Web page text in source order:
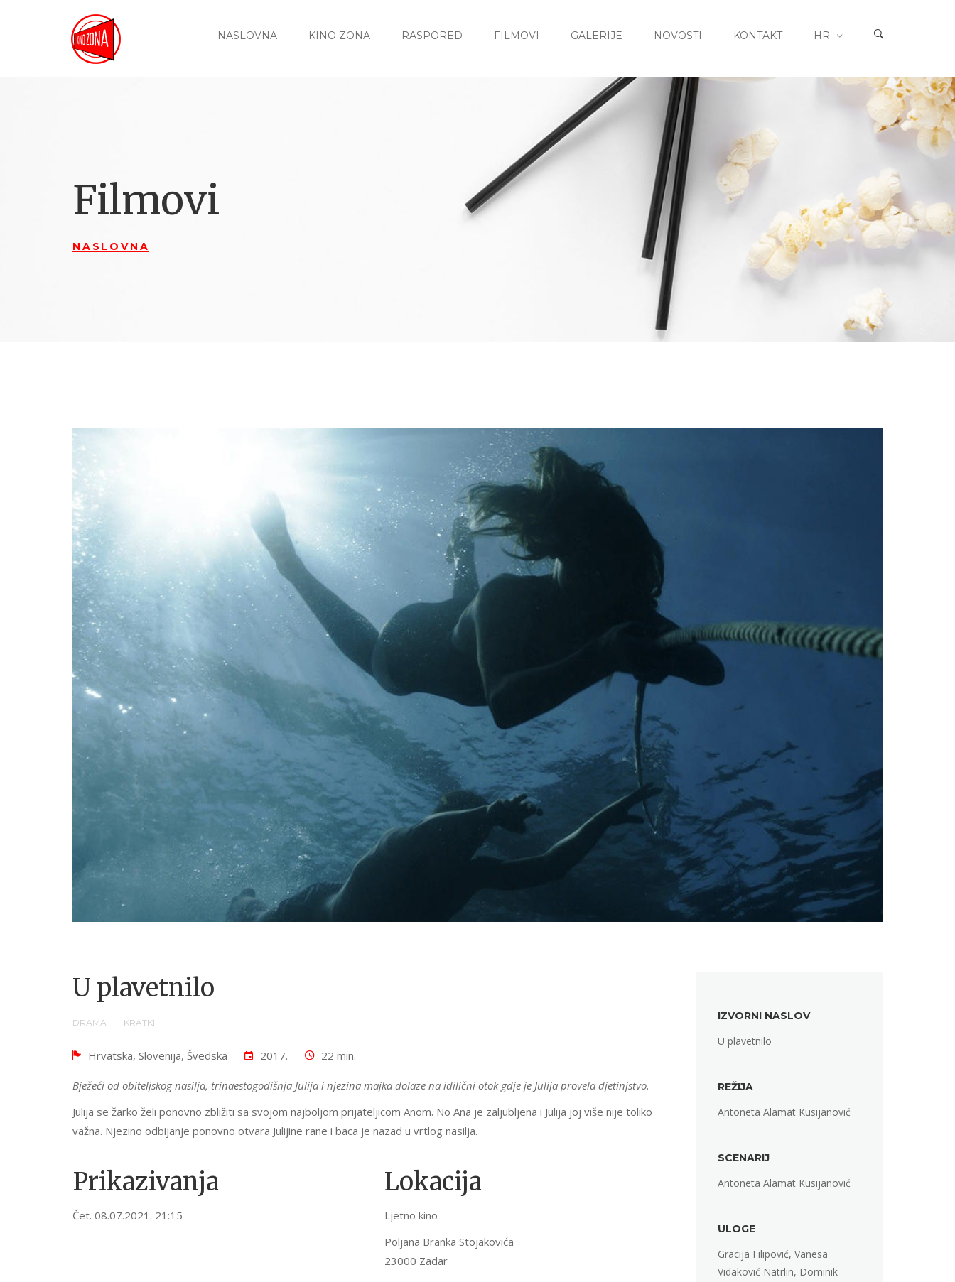
NASLOVNA KINO ZONA RASPORED FILMOVI GALERIJE NOVOSTI KONTAKT HR
Filmovi
NASLOVNA
U plavetnilo
DRAMA KRATKI
Hrvatska, Slovenija, Švedska 2017. 22 min.
Bježeći od obiteljskog nasilja, trinaestogodišnja Julija i njezina majka dolaze na idilični otok gdje je Julija provela djetinjstvo.
Julija se žarko želi ponovno zbližiti sa svojom najboljom prijateljicom Anom. No Ana je zaljubljena i Julija joj više nije toliko
važna. Njezino odbijanje ponovno otvara Julijine rane i baca je nazad u vrtlog nasilja.
Prikazivanja
Čet. 08.07.2021. 21:15
Lokacija
Ljetno kino
Poljana Branka Stojakovića
23000 Zadar
IZVORNI NASLOV
U plavetnilo
REŽIJA
Antoneta Alamat Kusijanović
SCENARIJ
Antoneta Alamat Kusijanović
ULOGE
Gracija Filipović, Vanesa
Vidaković Natrlin, Dominik